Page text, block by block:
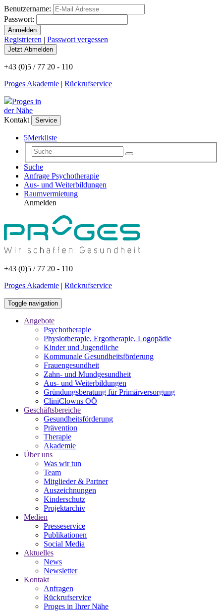
Benutzername:
Passwort:
Registrieren | Passwort vergessen
+43 (0)5 / 77 20 - 110
Proges Akademie | Rückrufservice
Proges in
der Nähe
Kontakt
Service
5Merkliste
Suche
Anfrage Psychotherapie
Aus- und Weiterbildungen
Raumvermietung
Anmelden
+43 (0)5 / 77 20 - 110
Proges Akademie | Rückrufservice
Toggle navigation
Angebote
Psychotherapie
Physiotherapie, Ergotherapie, Logopädie
Kinder und Jugendliche
Kommunale Gesundheitsförderung
Frauengesundheit
Zahn- und Mundgesundheit
Aus- und Weiterbildungen
Gründungsberatung für Primärversorgung
CliniClowns OÖ
Geschäftsbereiche
Gesundheitsförderung
Prävention
Therapie
Akademie
Über uns
Was wir tun
Team
Mitglieder & Partner
Auszeichnungen
Kinderschutz
Projektarchiv
Medien
Presseservice
Publikationen
Social Media
Aktuelles
News
Newsletter
Kontakt
Anfragen
Rückrufservice
Proges in Ihrer Nähe